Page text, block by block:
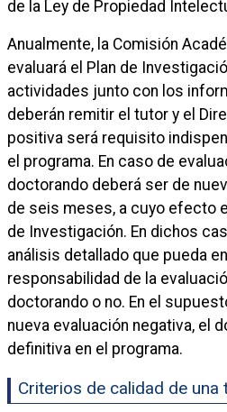
de la Ley de Propiedad
Anualmente, la Comisión
evaluará el Plan de
actividades junto con los
deberán remitir el tutor y el
positiva será requisito
el programa. En caso de
doctorando deberá ser de
de seis meses, a cuyo efecto
de Investigación. En dichos
análisis detallado que pueda
responsabilidad de la
doctorando o no. En el
nueva evaluación negativa, el
definitiva en el programa.
Criterios de calidad de